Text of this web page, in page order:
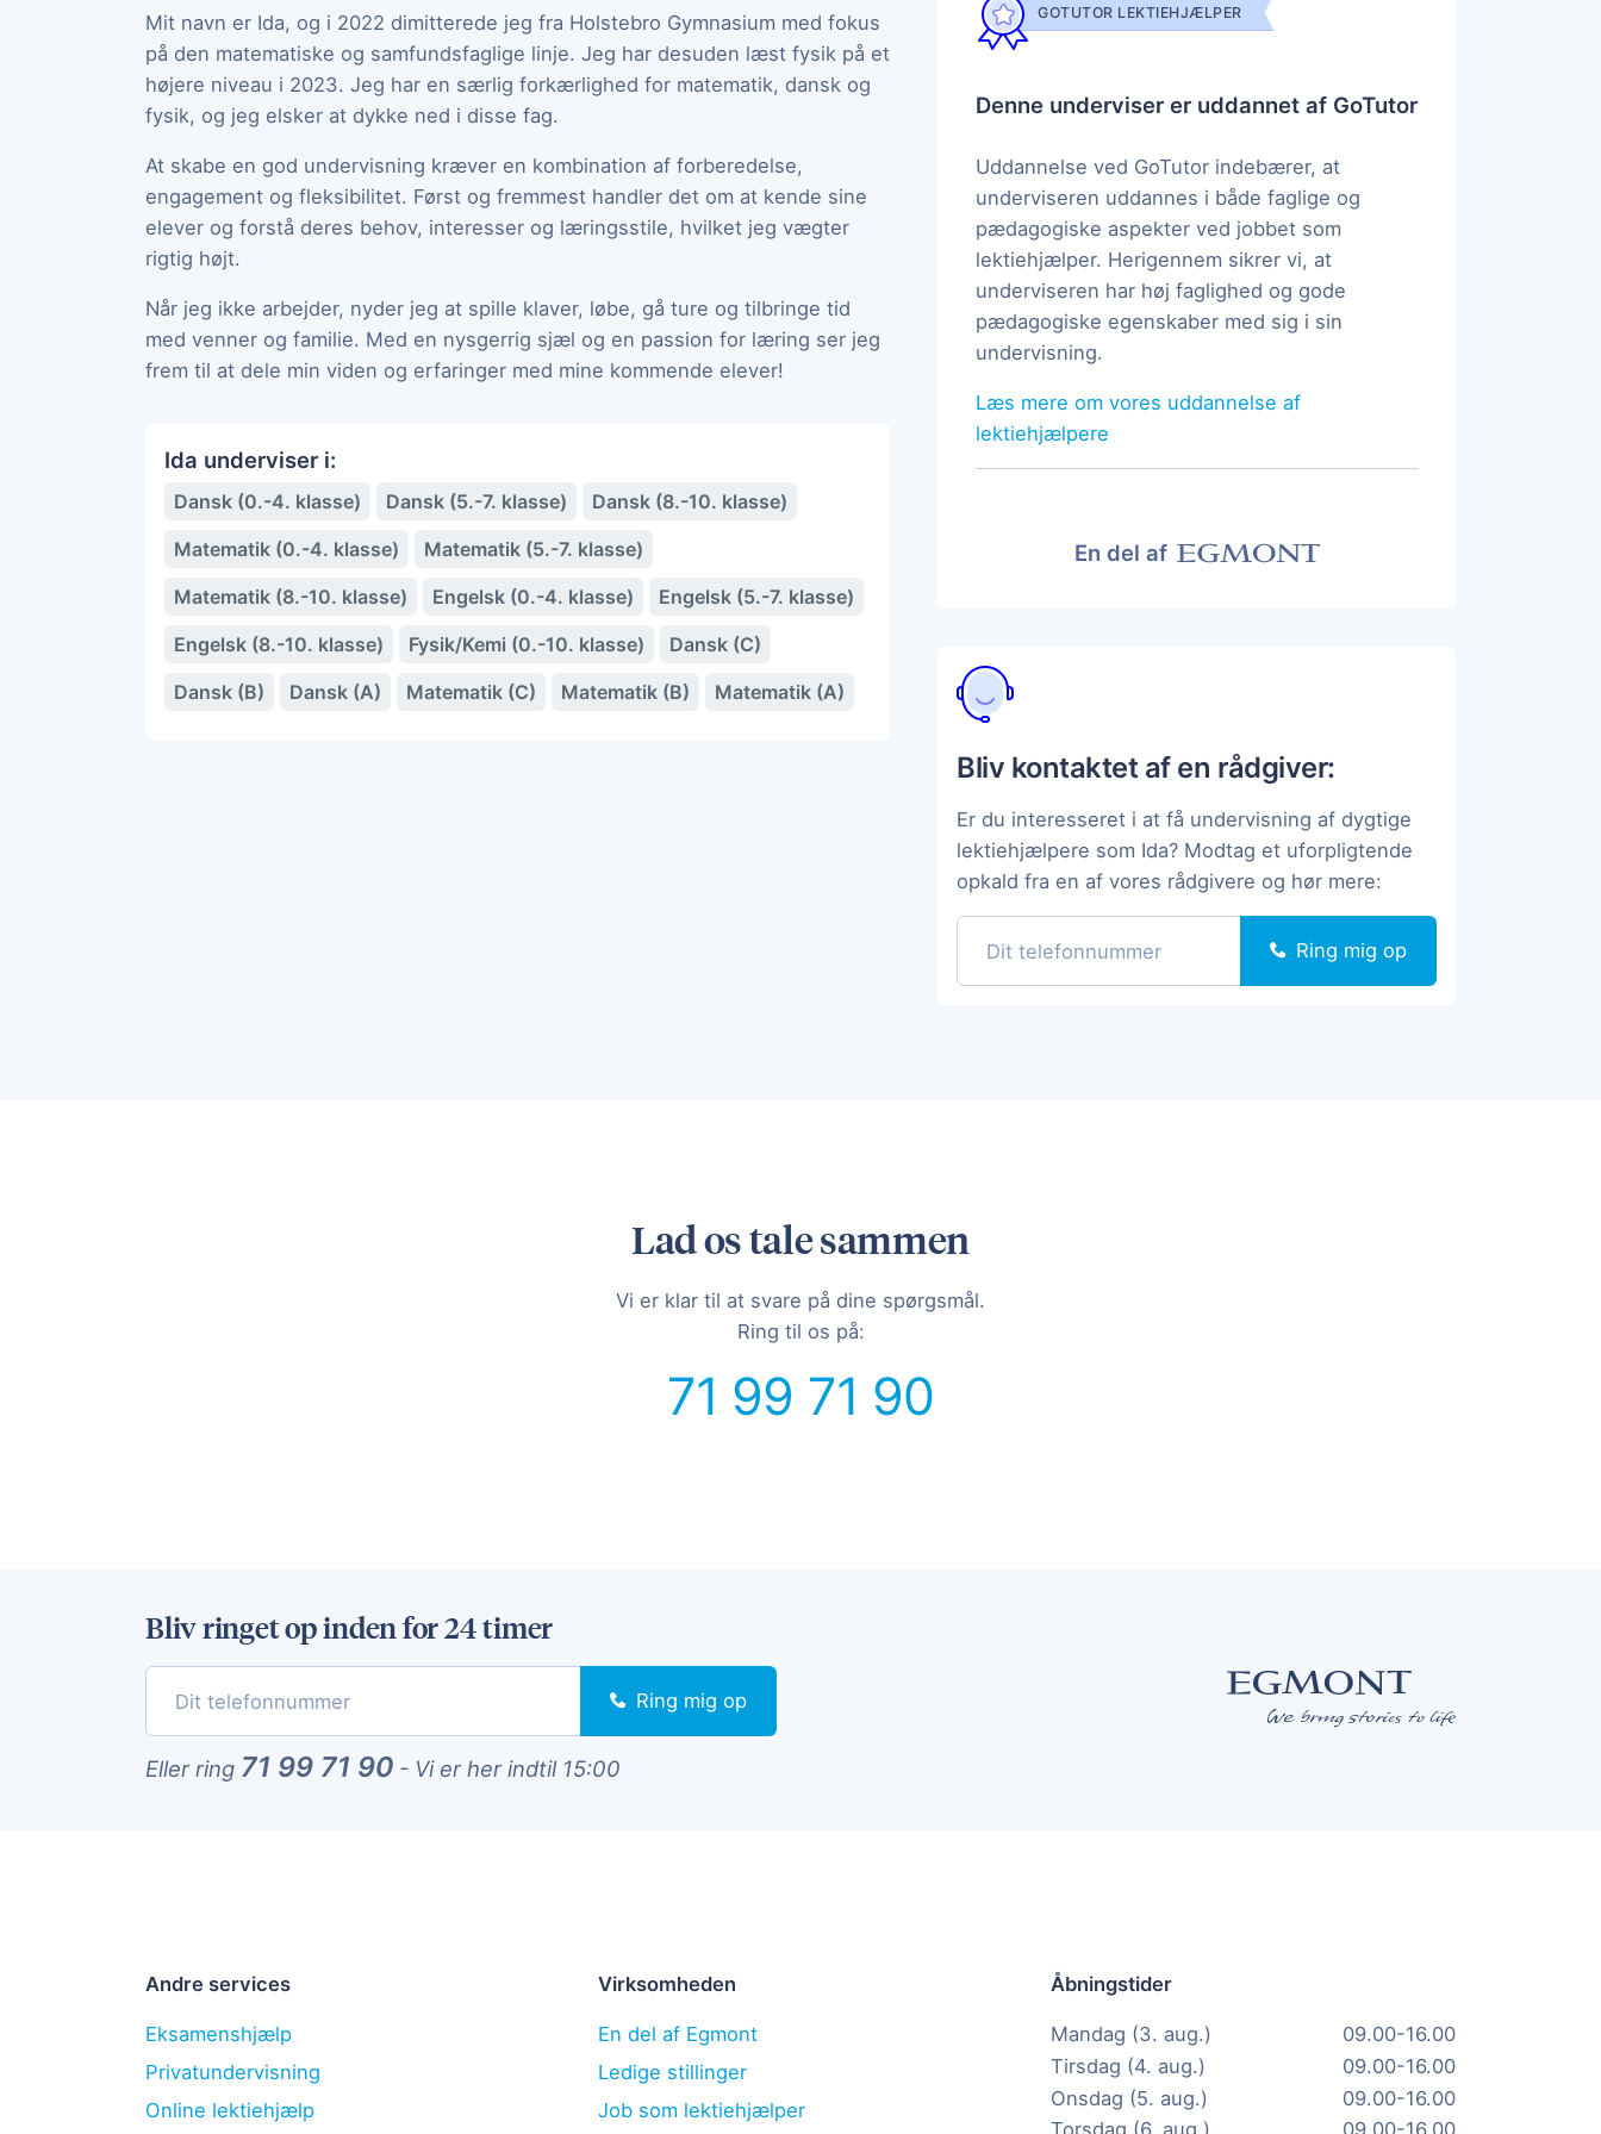
Mit navn er Ida, og i 2022 dimitterede jeg fra Holstebro Gymnasium med fokus
på den matematiske og samfundsfaglige linje. Jeg har desuden læst fysik på et
højere niveau i 2023. Jeg har en særlig forkærlighed for matematik, dansk og
fysik, og jeg elsker at dykke ned i disse fag.
At skabe en god undervisning kræver en kombination af forberedelse,
engagement og fleksibilitet. Først og fremmest handler det om at kende sine
elever og forstå deres behov, interesser og læringsstile, hvilket jeg vægter
rigtig højt.
Når jeg ikke arbejder, nyder jeg at spille klaver, løbe, gå ture og tilbringe tid
med venner og familie. Med en nysgerrig sjæl og en passion for læring ser jeg
frem til at dele min viden og erfaringer med mine kommende elever!
Ida underviser i:
Dansk (0.-4. klasse) Dansk (5.-7. klasse)
Dansk (8.-10. klasse)
Matematik (0.-4. klasse)
Matematik (5.-7. klasse)
Matematik (8.-10. klasse)
Engelsk (0.-4. klasse)
Engelsk (5.-7. klasse)
Engelsk (8.-10. klasse)
Fysik/Kemi (0.-10. klasse)
Dansk (C)
Dansk (B)
Dansk (A) Matematik (C) Matematik (B) Matematik (A)
GOTUTOR LEKTIEHJÆLPER
Denne underviser er uddannet af GoTutor
Uddannelse ved GoTutor indebærer, at
underviseren uddannes i både faglige og
pædagogiske aspekter ved jobbet som
lektiehjælper. Herigennem sikrer vi, at
underviseren har høj faglighed og gode
pædagogiske egenskaber med sig i sin
undervisning.
Læs mere om vores uddannelse af
lektiehjælpere
En del af
Bliv kontaktet af en rådgiver:
Er du interesseret i at få undervisning af dygtige
lektiehjælpere som Ida? Modtag et uforpligtende
opkald fra en af vores rådgivere og hør mere:
Ring mig op
Lad os tale sammen
Vi er klar til at svare på dine spørgsmål.
Ring til os på:
71 99 71 90
Bliv ringet op inden for 24 timer
Ring mig op
Eller ring 71 99 71 90 - Vi er her indtil 15:00
Andre services
Eksamenshjælp
Privatundervisning
Online lektiehjælp
Virksomheden
En del af Egmont
Ledige stillinger
Job som lektiehjælper
Åbningstider
Mandag (3. aug.)
09.00-16.00
Tirsdag (4. aug.)
09.00-16.00
Onsdag (5. aug.)
09.00-16.00